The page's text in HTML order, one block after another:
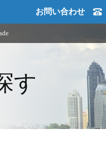
お問い合わせ
す